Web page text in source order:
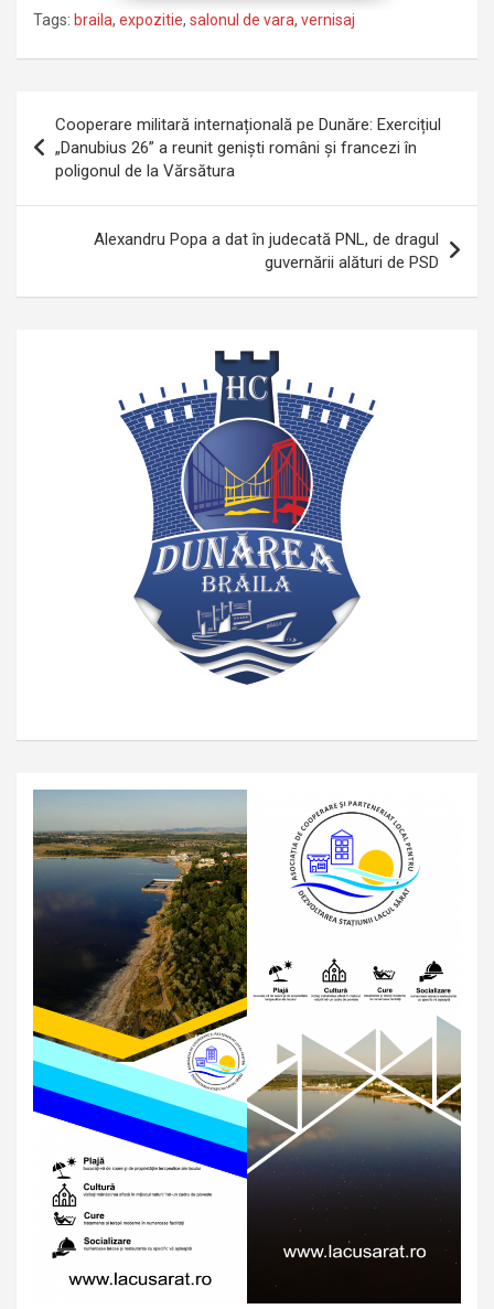
Tags: braila, expozitie, salonul de vara, vernisaj
în
articole
Cooperare militară internațională pe Dunăre: Exercițiul
„Danubius 26” a reunit geniști români și francezi în
poligonul de la Vărsătura
Alexandru Popa a dat în judecată PNL, de dragul
guvernării alături de PSD